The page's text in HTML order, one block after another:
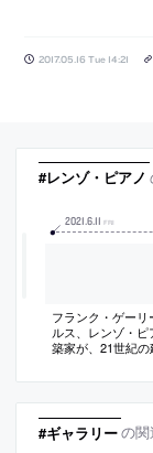
2017.05.16 Tue 14:21
#レンゾ・ピアノ
2021 6.11 FRI
フランク・ゲー
ルス、レンゾ・
築家が、21世紀
パーパワー」
#ギャラリーの